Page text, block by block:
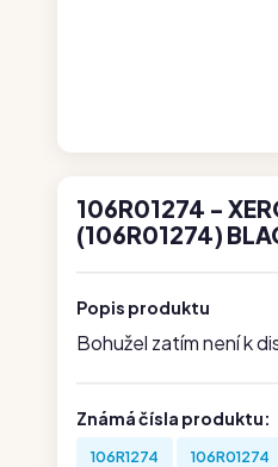
106R01274 -
(106R01274)
Popis produktu
Bohužel zatím není k
Známá čísla produktu:
106R1274 106R01274